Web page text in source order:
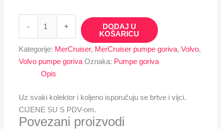
- +
DODAJ U
KOŠARICU
Kategorije: MerCruiser, MerCruiser pumpe goriva,Volvo,
Volvo pumpe goriva Oznaka: Pumpe goriva
Opis
Uz svaki kolektor i koljeno isporučuju se brtve i vijci.
CIJENE SU S PDV-om.
Povezani proizvodi